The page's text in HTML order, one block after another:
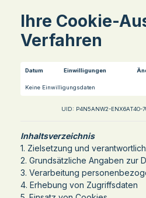
Ihre Cookie-
Verfahren
Datum Einwilligungen
Keine Einwilligungsdaten
UID: P4N5ANW2-ENX6AT4O-
Inhaltsverzeichnis
1. Zielsetzung und
2. Grundsätzliche Angaben zur
3. Verarbeitung
4. Erhebung von Zugriffsdaten